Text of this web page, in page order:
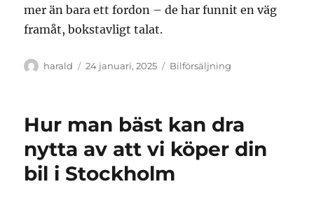
mer än bara ett fordon – de har funnit en väg
framåt, bokstavligt talat.
Författare
harald
Publicerat
24 januari, 2025 Kategorier
Bilförsäljning
Hur man bäst kan dra
nytta av att vi köper din
bil i Stockholm